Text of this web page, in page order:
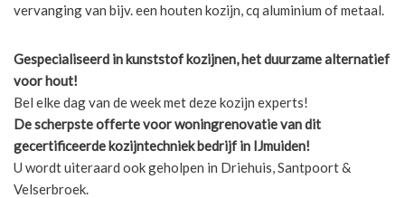
vervanging van bijv. een houten kozijn, cq aluminium of metaal.
Gespecialiseerd in kunststof kozijnen, het duurzame alternatief
voor hout!
Bel elke dag van de week met deze kozijn experts!
De scherpsteofferte voor woningrenovatie van dit
gecertificeerde kozijntechniek bedrijf in IJmuiden!
U wordt uiteraard ook geholpen in Driehuis, Santpoort &
Velserbroek.